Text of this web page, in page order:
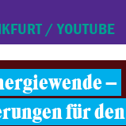
/ YOUTUBE
–
für den